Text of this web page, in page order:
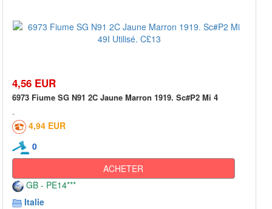
4,56 EUR
6973 Fiume SG N91 2C Jaune Marron 1919. Sc#P2 Mi 4
4,94 EUR
0
ACHETER
GB - PE14***
Italie